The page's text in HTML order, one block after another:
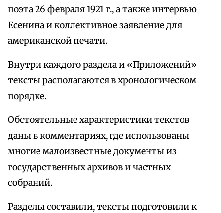
поэта 26 февраля 1921 г., а также интервью
Есенина и коллективное заявление для
американской печати.
Внутри каждого раздела и «Приложений»
тексты располагаются в хронологическом
порядке.
Обстоятельные характеристики текстов
даны в комментариях, где использованы
многие малоизвестные документы из
государственных архивов и частных
собраний.
Разделы составили, тексты подготовили к